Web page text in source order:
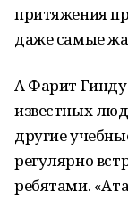
притяжения
даже самые
А Фарит
известных
другие
регулярно
ребятами.